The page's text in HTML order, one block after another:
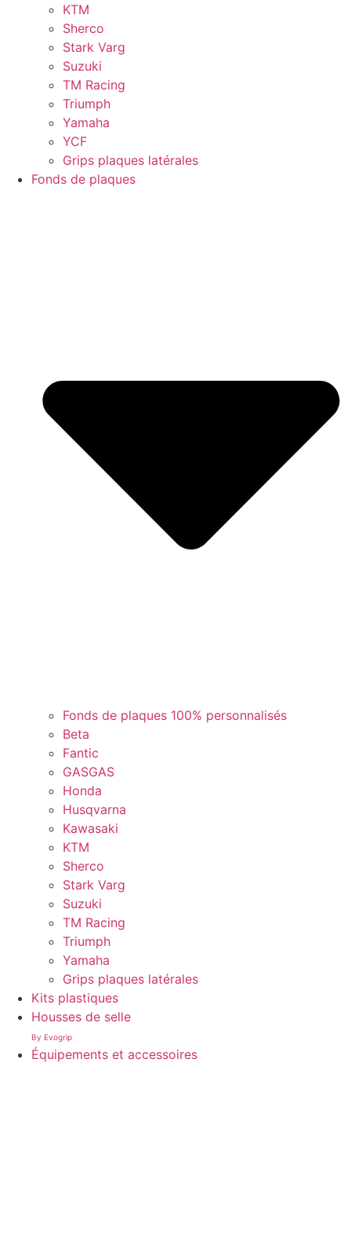
KTM
Sherco
Stark Varg
Suzuki
TM Racing
Triumph
Yamaha
YCF
Grips plaques latérales
Fonds de plaques
Fonds de plaques 100% personnalisés
Beta
Fantic
GASGAS
Honda
Husqvarna
Kawasaki
KTM
Sherco
Stark Varg
Suzuki
TM Racing
Triumph
Yamaha
Grips plaques latérales
Kits plastiques
Housses de selle
By Evogrip
Équipements et accessoires